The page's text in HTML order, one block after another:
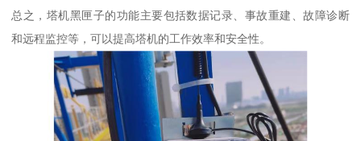
总之，塔机黑匣子的功能主要包括数据记录、事故重建、故障诊断
和远程监控等，可以提高塔机的工作效率和安全性。